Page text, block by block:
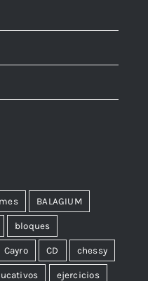
BALAGIUM
bloques
Cayro CD chessy
ejercicios